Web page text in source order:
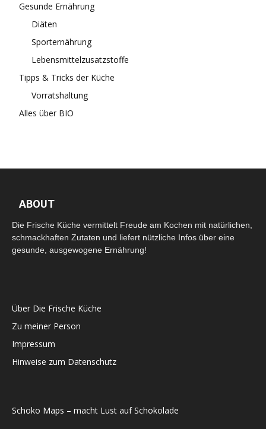
Gesunde Ernährung
Diäten
Sporternährung
Lebensmittelzusatzstoffe
Tipps & Tricks der Küche
Vorratshaltung
Alles über BIO
ABOUT
Die Frische Küche vermittelt Freude am Kochen mit natürlichen,
schmackhaften Zutaten und liefert nützliche Infos über eine
gesunde, ausgewogene Ernährung!
Über Die Frische Küche
Zu meiner Person
Impressum
Hinweise zum Datenschutz
Schoko Maps – macht Lust auf Schokolade